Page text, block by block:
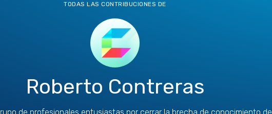
TODAS LAS CONTRIBUCIONES DE
Roberto Contreras